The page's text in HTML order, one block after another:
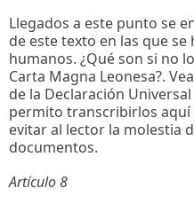
Llegados a este punto se
de este texto en las que
humanos. ¿Qué son si no
Carta Magna Leonesa?.
de la Declaración
permito transcribirlos
evitar al lector la molestia
documentos.
Artículo 8